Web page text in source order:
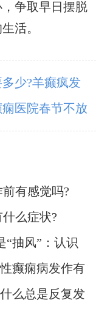
争取早日摆脱
活。
少?羊癫疯发
医院春节不放
有感觉吗?
么症状?
“抽风”：认识
癫痫病发作有
么总是反复发